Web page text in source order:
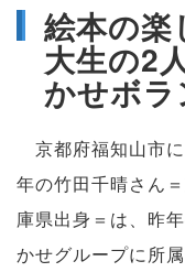
絵本の
大生の2
かせボ
京都府福知山市
年の竹田千晴さん
庫県出身＝は、昨
かせグループに所